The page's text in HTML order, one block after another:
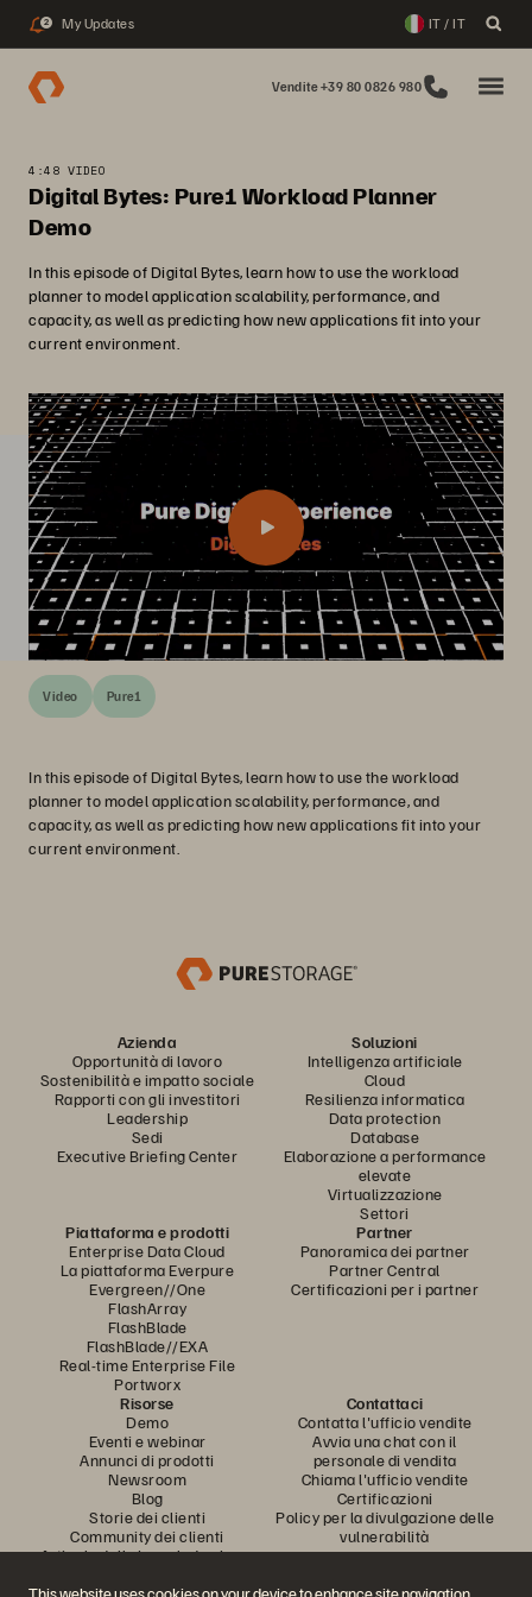
2 My Updates IT / IT
Vendite +39 80 0826 980
4:48 VIDEO
Digital Bytes: Pure1 Workload Planner
Demo
In this episode of Digital Bytes, learn how to use the workload
planner to model application scalability, performance, and
capacity, as well as predicting how new applications fit into your
current environment.
Video Pure1
In this episode of Digital Bytes, learn how to use the workload
planner to model application scalability, performance, and
capacity, as well as predicting how new applications fit into your
current environment.
Azienda
Opportunità di lavoro
Sostenibilità e impatto sociale
Rapporti con gli investitori
Leadership
Sedi
Executive Briefing Center
Soluzioni
Intelligenza artificiale
Cloud
Resilienza informatica
Data protection
Database
Elaborazione a performance
elevate
Virtualizzazione
Settori
Piattaforma e prodotti
Enterprise Data Cloud
La piattaforma Everpure
Evergreen//One
FlashArray
FlashBlade
FlashBlade//EXA
Real-time Enterprise File
Portworx
Partner
Panoramica dei partner
Partner Central
Certificazioni per i partner
Risorse
Demo
Eventi e webinar
Annunci di prodotti
Newsroom
Blog
Storie dei clienti
Community dei clienti
Articolo della knowledge base
Contattaci
Contatta l'ufficio vendite
Avvia una chat con il
personale di vendita
Chiama l'ufficio vendite
Certificazioni
Policy per la divulgazione delle
vulnerabilità